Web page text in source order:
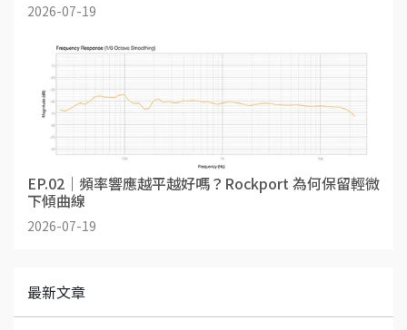
2026-07-19
EP.02｜頻率響應越平越好嗎？Rockport 為何保留輕微
下傾曲線
2026-07-19
最新文章